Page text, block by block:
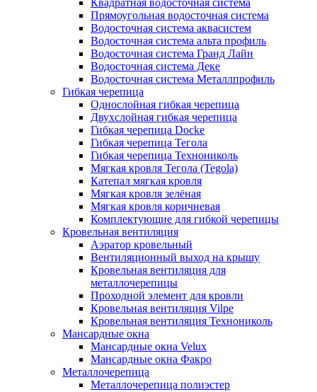
Квадратная водосточная система
Прямоугольная водосточная система
Водосточная система аквасистем
Водосточная система альта профиль
Водосточная система Гранд Лайн
Водосточная система Деке
Водосточная система Металлпрофиль
Гибкая черепица
Однослойная гибкая черепица
Двухслойная гибкая черепица
Гибкая черепица Docke
Гибкая черепица Тегола
Гибкая черепица Технониколь
Мягкая кровля Тегола (Tegola)
Катепал мягкая кровля
Мягкая кровля зелёная
Мягкая кровля коричневая
Комплектующие для гибкой черепицы
Кровельная вентиляция
Аэратор кровельный
Вентиляционный выход на крышу
Кровельная вентиляция для
металлочерепицы
Проходной элемент для кровли
Кровельная вентиляция Vilpe
Кровельная вентиляция Технониколь
Мансардные окна
Мансардные окна Velux
Мансардные окна Факро
Металлочерепица
Металлочерепица полиэстер